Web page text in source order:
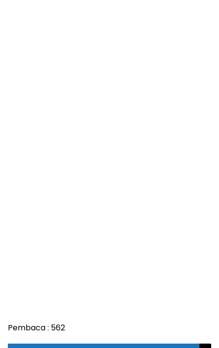
Pembaca : 562